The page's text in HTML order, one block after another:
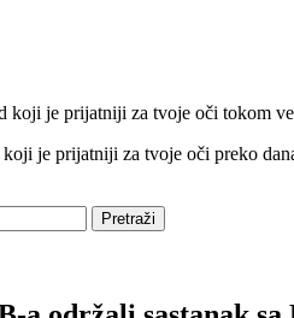
koji je prijatniji za tvoje oči tokom
koji je prijatniji za tvoje oči preko
Pretraži